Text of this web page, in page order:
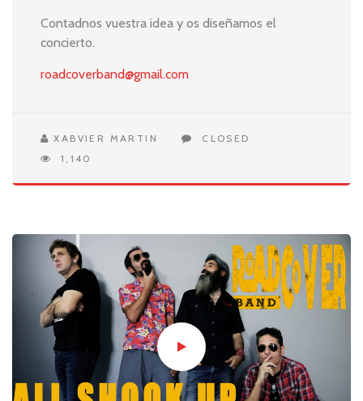
Contadnos vuestra idea y os diseñamos el
concierto.
roadcoverband@gmail.com
XABVIER MARTIN
CLOSED
1,140